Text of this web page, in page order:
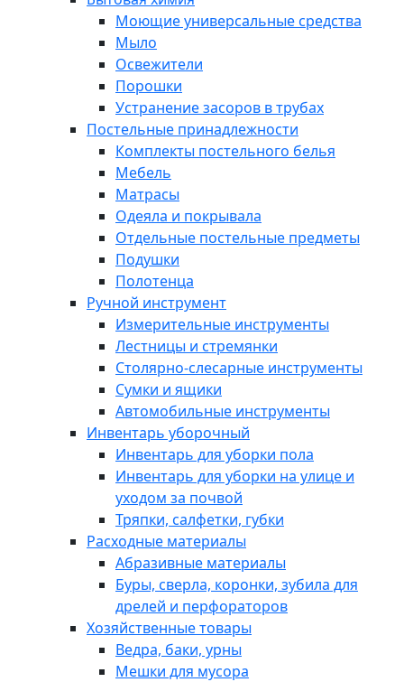
Моющие универсальные средства
Мыло
Освежители
Порошки
Устранение засоров в трубах
Постельные принадлежности
Комплекты постельного белья
Мебель
Матрасы
Одеяла и покрывала
Отдельные постельные предметы
Подушки
Полотенца
Ручной инструмент
Измерительные инструменты
Лестницы и стремянки
Столярно-слесарные инструменты
Сумки и ящики
Автомобильные инструменты
Инвентарь уборочный
Инвентарь для уборки пола
Инвентарь для уборки на улице и
уходом за почвой
Тряпки, салфетки, губки
Расходные материалы
Абразивные материалы
Буры, сверла, коронки, зубила для
дрелей и перфораторов
Хозяйственные товары
Ведра, баки, урны
Мешки для мусора